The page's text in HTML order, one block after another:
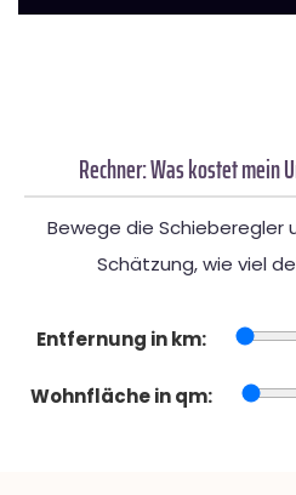
Rechner: Was kostet mein
Bewege die Schieberegler
Schätzung, wie viel
Entfernung in km:
Wohnfläche in qm: